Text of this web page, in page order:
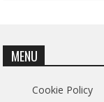
MENU
Cookie Policy